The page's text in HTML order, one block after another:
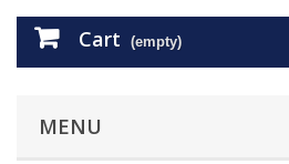
Cart (empty)
MENU